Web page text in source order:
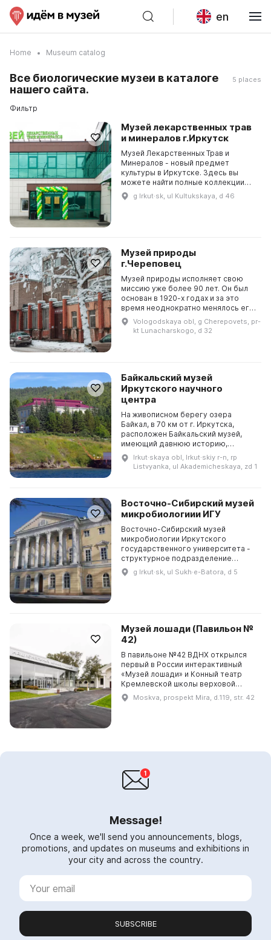
en
Home Museum catalog
Все биологические музеи в каталоге
нашего сайта.
5 places
Фильтр
Музей лекарственных трав
и минералов г.Иркутск
Музей Лекарственных Трав и
Минералов - новый предмет
культуры в Иркутске. Здесь вы
можете найти полные коллекции
лекарственных трав, минеральных
вод и лечебных грязей России, а
g Irkut·sk, ul Kultukskaya, d 46
Музей природы
г.Череповец
Музей природы исполняет свою
миссию уже более 90 лет. Он был
основан в 1920-х годах и за это
время неоднократно менялось его
название и статус. Основная цель
музея - собирать, изучать и
популяризирова...
Vologodskaya obl, g Cherepovets, pr-
kt Lunacharskogo, d 32
Байкальский музей
Иркутского научного
центра
На живописном берегу озера
Байкал, в 70 км от г. Иркутска,
расположен Байкальский музей,
имеющий давнюю историю,
начинающуюся со времен
демонстрации гидробиологических
коллекций на лимнологической
Irkut·skaya obl, Irkut·skiy r-n, rp
Listvyanka, ul Akademicheskaya, zd 1
Восточно-Сибирский музей
микробиологиии ИГУ
Восточно-Сибирский музей
микробиологии Иркутского
государственного университета -
структурное подразделение
биолого-почвенного факультета
ИГУ, созданное в 1997 г. благодаря
g Irkut·sk, ul Sukh·e-Batora, d 5
Музей лошади (Павильон №
42)
В павильоне №42 ВДНХ открылся
первый в России интерактивный
«Музей лошади» и Конный театр
Кремлевской школы верховой
езды. Здесь можно открыть для
себя экспозицию, посвященную
Moskva, prospekt Mira, d.119, str. 42
Message!
Once a week, we'll send you announcements, blogs,
promotions, and updates on museums and exhibitions in
your city and across the country.
SUBSCRIBE